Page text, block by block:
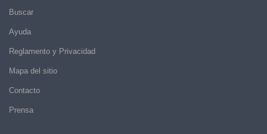
Buscar
Ayuda
Reglamento y Privacidad
Mapa del sitio
Contacto
Prensa